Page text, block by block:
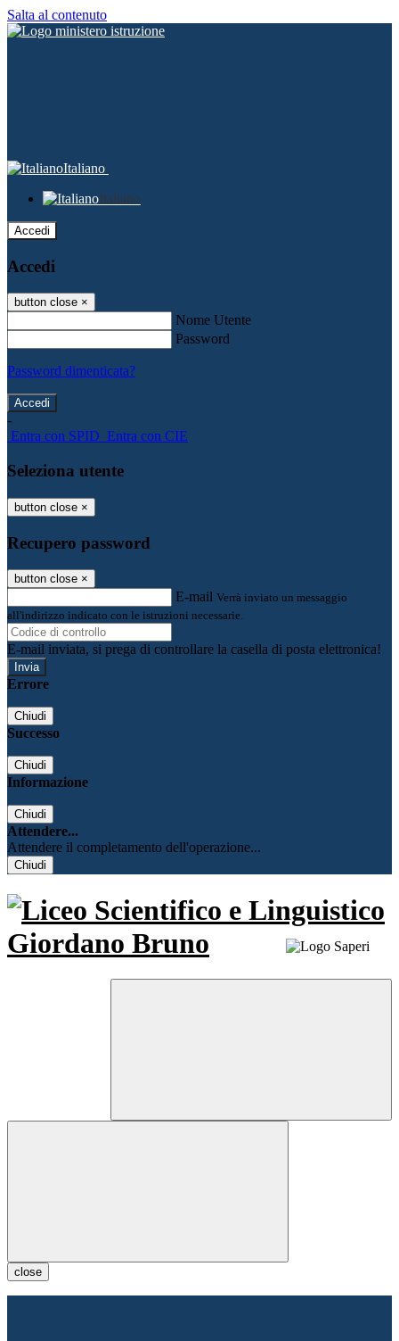
Salta al contenuto
Italiano
Italiano
Accedi
Accedi
button close ×
Nome Utente
Password
Password dimenticata?
-
Entra con SPID Entra con CIE
Seleziona utente
button close ×
Recupero password
button close ×
E-mail Verrà inviato un messaggio
all'indirizzo indicato con le istruzioni necessarie.
E-mail inviata, si prega di controllare la casella di posta elettronica!
Errore
Chiudi
Successo
Chiudi
Informazione
Chiudi
Attendere...
Attendere il completamento dell'operazione...
Chiudi
close